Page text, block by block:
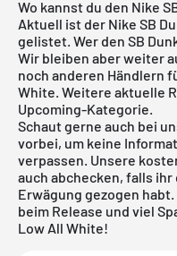
Wo kannst du den Nike
Aktuell ist der Nike SB
gelistet. Wer den SB
Wir bleiben aber weiter
noch anderen Händlern
White. Weitere aktuelle
Upcoming-Kategorie.
Schaut gerne auch bei
vorbei, um keine
verpassen. Unsere
auch abchecken, falls
Erwägung gezogen
beim Release und viel
Low All White!